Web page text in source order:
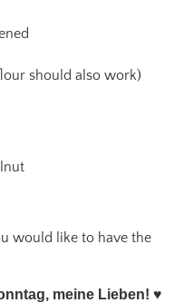
should also work)
would like to have the
meine Lieben! ♥